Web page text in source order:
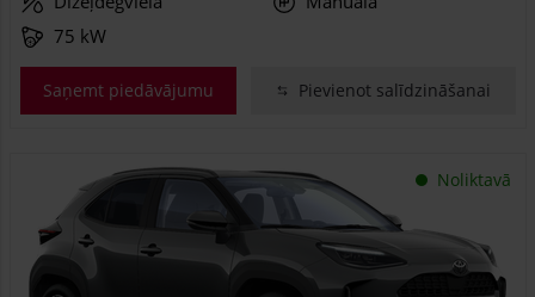
75 kW
Saņemt piedāvājumu Pievienot salīdzināšanai
Noliktavā